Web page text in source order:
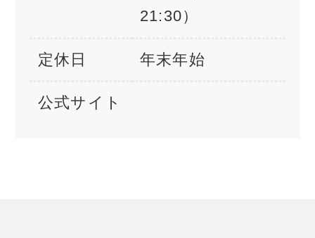
21:30）
定休日 年末年始
公式サイト